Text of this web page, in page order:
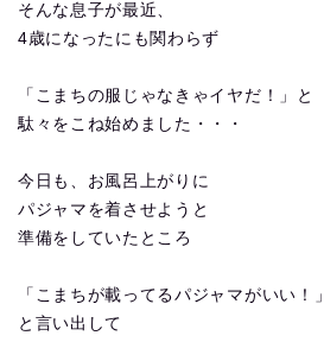
そんな息子が最近、
4歳になったにも関わらず
「こまちの服じゃなきゃイヤだ！」と
駄々をこね始めました・・・
今日も、お風呂上がりに
パジャマを着させようと
準備をしていたところ
「こまちが載ってるパジャマがいい！」
と言い出して